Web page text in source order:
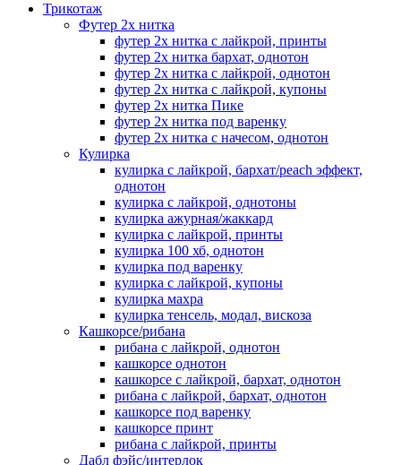
Трикотаж
Футер 2х нитка
футер 2х нитка с лайкрой, принты
футер 2х нитка бархат, однотон
футер 2х нитка с лайкрой, однотон
футер 2х нитка с лайкрой, купоны
футер 2х нитка Пике
футер 2х нитка под варенку
футер 2х нитка с начесом, однотон
Кулирка
кулирка с лайкрой, бархат/peach эффект,
однотон
кулирка с лайкрой, однотоны
кулирка ажурная/жаккард
кулирка с лайкрой, принты
кулирка 100 хб, однотон
кулирка под варенку
кулирка с лайкрой, купоны
кулирка махра
кулирка тенсель, модал, вискоза
Кашкорсе/рибана
рибана с лайкрой, однотон
кашкорсе однотон
кашкорсе с лайкрой, бархат, однотон
рибана с лайкрой, бархат, однотон
кашкорсе под варенку
кашкорсе принт
рибана с лайкрой, принты
Дабл фэйс/интерлок